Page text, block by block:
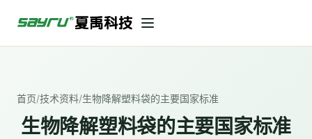
首页/技术资料/生物降解塑料袋的主要国家标准
生物降解塑料袋的主要国家标准